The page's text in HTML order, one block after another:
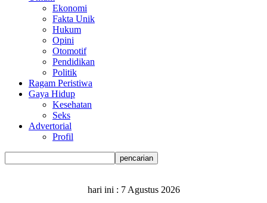
Ekonomi
Fakta Unik
Hukum
Opini
Otomotif
Pendidikan
Politik
Ragam Peristiwa
Gaya Hidup
Kesehatan
Seks
Advertorial
Profil
hari ini : 7 Agustus 2026